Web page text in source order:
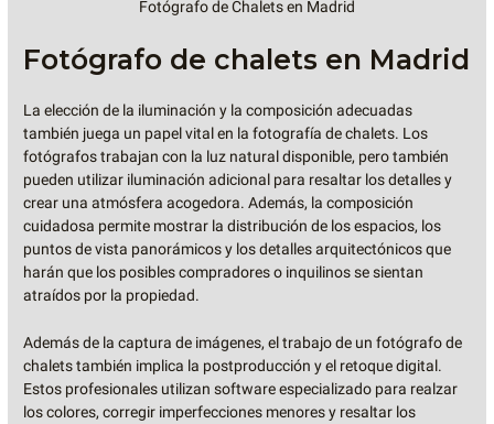
Fotógrafo de Chalets en Madrid
Fotógrafo de chalets en Madrid
La elección de la iluminación y la composición adecuadas
también juega un papel vital en la fotografía de chalets. Los
fotógrafos trabajan con la luz natural disponible, pero también
pueden utilizar iluminación adicional para resaltar los detalles y
crear una atmósfera acogedora. Además, la composición
cuidadosa permite mostrar la distribución de los espacios, los
puntos de vista panorámicos y los detalles arquitectónicos que
harán que los posibles compradores o inquilinos se sientan
atraídos por la propiedad.
Además de la captura de imágenes, el trabajo de un fotógrafo de
chalets también implica la postproducción y el retoque digital.
Estos profesionales utilizan software especializado para realzar
los colores, corregir imperfecciones menores y resaltar los